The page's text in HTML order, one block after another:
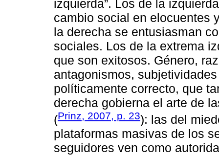
izquierda”. Los de la
cambio social en elocuentes
la derecha se entusiasman
sociales. Los de la extrema
que son exitosos. Género,
antagonismos,
políticamente correcto, que
derecha gobierna el arte de
(Prinz, 2007, p. 23): las del
plataformas masivas de los
seguidores ven como